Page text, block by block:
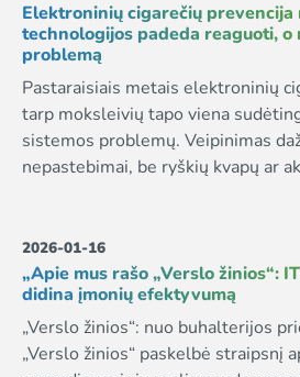
Elektroninių cigarečių prevencija
technologijos padeda reaguoti,
problemą
Pastaraisiais metais elektroninių
tarp moksleivių tapo viena
sistemos problemų. Veipinimas
nepastebimai, be ryškių kvapų ar
2026-01-16
„Apie mus rašo „Verslo žinios“:
didina įmonių efektyvumą
„Verslo žinios“: nuo buhalterijos
„Verslo žinios“ paskelbė straipsnį